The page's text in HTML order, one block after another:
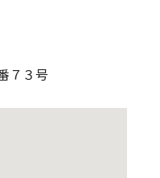
７３号